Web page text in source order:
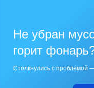
Не убран
горит
Столкнулись с проблемой